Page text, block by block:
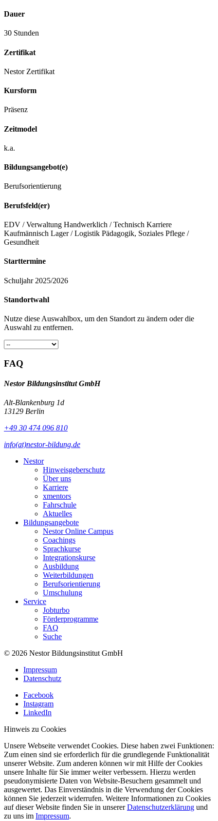
Dauer
30 Stunden
Zertifikat
Nestor Zertifikat
Kursform
Präsenz
Zeitmodel
k.a.
Bildungsangebot(e)
Berufsorientierung
Berufsfeld(er)
EDV / Verwaltung Handwerklich / Technisch Karriere
Kaufmännisch Lager / Logistik Pädagogik, Soziales Pflege /
Gesundheit
Starttermine
Schuljahr 2025/2026
Standortwahl
Nutze diese Auswahlbox, um den Standort zu ändern oder die
Auswahl zu entfernen.
FAQ
Nestor Bildungsinstitut GmbH
Alt-Blankenburg 1d
13129 Berlin
+49 30 474 096 810
info(at)nestor-bildung.de
Nestor
Hinweisgeberschutz
Über uns
Karriere
xmentors
Fahrschule
Aktuelles
Bildungsangebote
Nestor Online Campus
Coachings
Sprachkurse
Integrationskurse
Ausbildung
Weiterbildungen
Berufsorientierung
Umschulung
Service
Jobturbo
Förderprogramme
FAQ
Suche
© 2026 Nestor Bildungsinstitut GmbH
Impressum
Datenschutz
Facebook
Instagram
LinkedIn
Hinweis zu Cookies
Unsere Webseite verwendet Cookies. Diese haben zwei Funktionen:
Zum einen sind sie erforderlich für die grundlegende Funktionalität
unserer Website. Zum anderen können wir mit Hilfe der Cookies
unsere Inhalte für Sie immer weiter verbessern. Hierzu werden
pseudonymisierte Daten von Website-Besuchern gesammelt und
ausgewertet. Das Einverständnis in die Verwendung der Cookies
können Sie jederzeit widerrufen. Weitere Informationen zu Cookies
auf dieser Website finden Sie in unsererDatenschutzerklärung und
zu uns im Impressum.